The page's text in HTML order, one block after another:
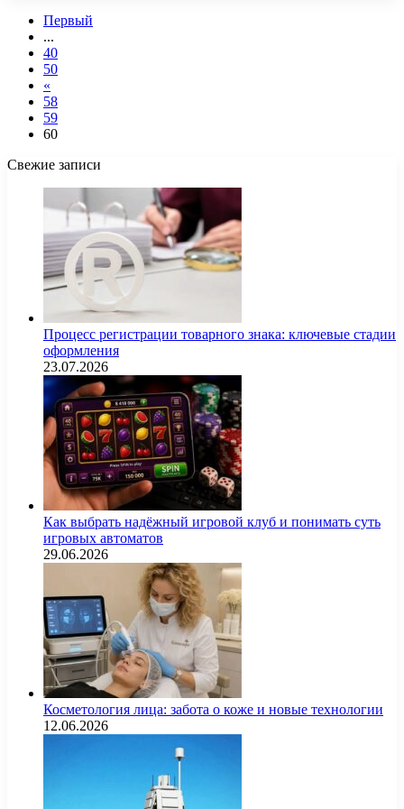
Первый
...
40
50
«
58
59
60
Свежие записи
Процесс регистрации товарного знака: ключевые стадии
оформления
23.07.2026
Как выбрать надёжный игровой клуб и понимать суть
игровых автоматов
29.06.2026
Косметология лица: забота о коже и новые технологии
12.06.2026